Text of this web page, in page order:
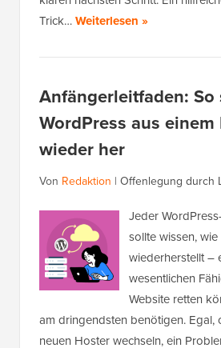
Trick…Weiterlesen »
Anfängerleitfaden: So
WordPress aus
wieder her
Von Redaktion | Offenlegung durch
Jeder
sollte wissen,
wiederherstellt –
wesentlichen
Website retten
am dringendsten benötigen. Egal,
neuen Hoster wechseln, ein